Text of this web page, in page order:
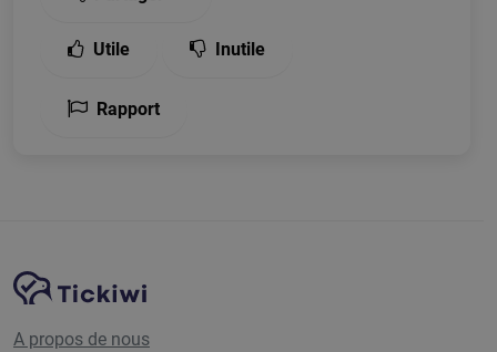
Utile Inutile
Rapport
Navigation du sitePlate-forme Tickiwi
A propos de nous